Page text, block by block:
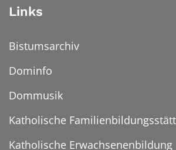
Links
Bistumsarchiv
Dominfo
Dommusik
Katholische
Katholische Erwachsenenbildung